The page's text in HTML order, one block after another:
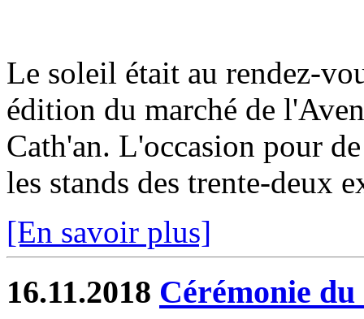
Le soleil était au rendez-
édition du marché de
Cath'an. L'occasion pour
les stands des trente-deux
[En savoir plus]
16.11.2018 Cérémonie